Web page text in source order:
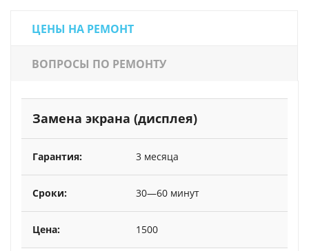
ЦЕНЫ НА РЕМОНТ
ВОПРОСЫ ПО РЕМОНТУ
Замена экрана (дисплея)
3 месяца
30—60 минут
1500